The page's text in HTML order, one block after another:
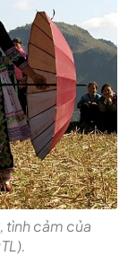
cảm của